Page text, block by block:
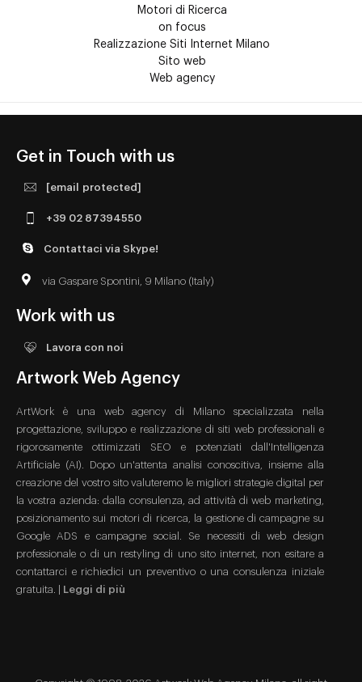
Motori di Ricerca
on focus
Realizzazione Siti Internet Milano
Sito web
Web agency
Get in Touch with us
[email protected]
+39 02 87394550
Contattaci via Skype!
via Gaspare Spontini, 9 Milano (Italy)
Work with us
Lavora con noi
Artwork Web Agency
ArtWork è una web agency di Milano specializzata nella
progettazione, sviluppo e realizzazione di siti web professionali e
rigorosamente ottimizzati SEO e potenziati dall'Intelligenza
Artificiale (AI). Dopo un'attenta analisi conoscitiva, insieme alla
creazione del vostro sito valuteremo le migliori strategie digital per
la vostra azienda: dalla consulenza, ad attività di web marketing,
posizionamento sui motori di ricerca, la gestione di campagne su
Google ADS e campagne social. Se necessiti di web design
professionale o di un restyling di uno sito internet, non esitare a
contattarci e richiedici un preventivo o una consulenza iniziale
gratuita. | Leggi di più